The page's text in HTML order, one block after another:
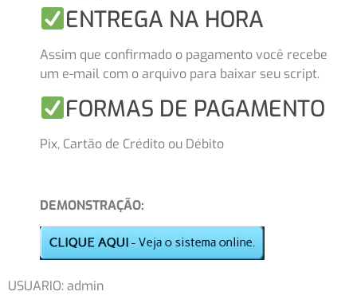
ENTREGA NA HORA
Assim que confirmado o pagamento você recebe
um e-mail com o arquivo para baixar seu script.
FORMAS DE PAGAMENTO
Pix, Cartão de Crédito ou Débito
DEMONSTRAÇÃO:
USUARIO: admin